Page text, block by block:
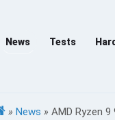
News Tests
» News » AMD Ryzen